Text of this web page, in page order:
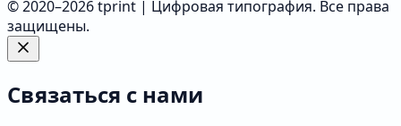
© 2020–2026 tprint | Цифровая типография. Все права
защищены.
Связаться с нами